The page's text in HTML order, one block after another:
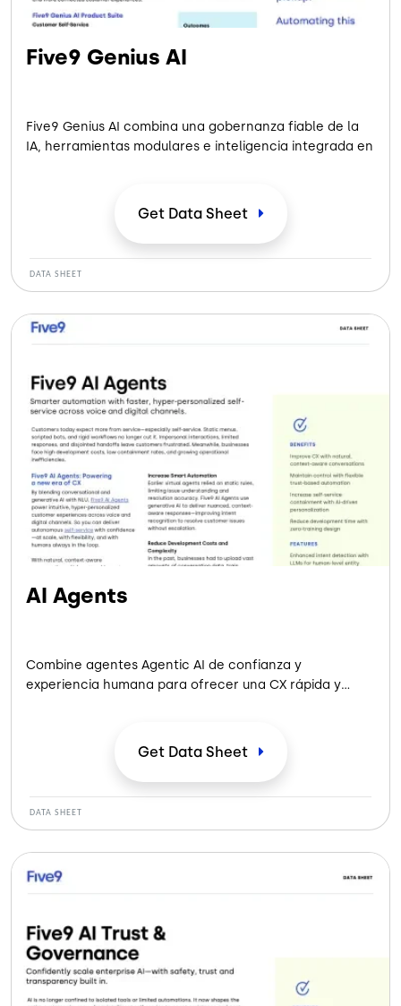
Five9 Genius AI
Five9 Genius AI combina una gobernanza fiable de la
IA, herramientas modulares e inteligencia integrada en
agentes y aumentar la automatización, a escala.
Descubra lo que Genius AI puede hacer:
Get Data Sheet
DATA SHEET
AI Agents
Combine agentes Agentic AI de confianza y
experiencia humana para ofrecer una CX rápida y
escalable y un despliegue rápido.
Get Data Sheet
DATA SHEET